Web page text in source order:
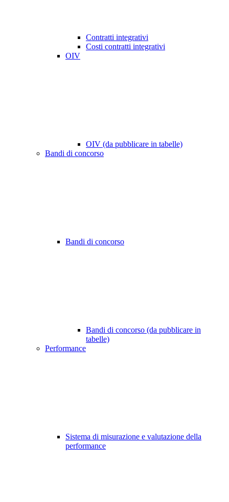
Contratti integrativi
Costi contratti integrativi
OIV
OIV (da pubblicare in tabelle)
Bandi di concorso
Bandi di concorso
Bandi di concorso (da pubblicare in
tabelle)
Performance
Sistema di misurazione e valutazione della
performance